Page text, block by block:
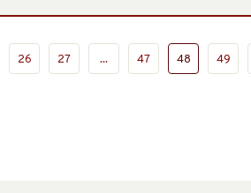
26 27 ... 47 48 49